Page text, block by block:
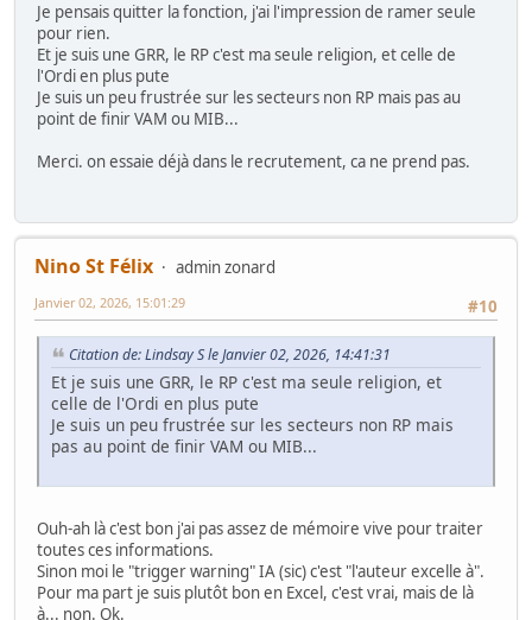
Je pensais quitter la fonction, j'ai l'impression de ramer seule
pour rien.
Et je suis une GRR, le RP c'est ma seule religion, et celle de
l'Ordi en plus pute
Je suis un peu frustrée sur les secteurs non RP mais pas au
point de finir VAM ou MIB...
Merci. on essaie déjà dans le recrutement, ca ne prend pas.
Nino St Félix
admin zonard
#10
Janvier 02, 2026, 15:01:29
Citation de: Lindsay S le Janvier 02, 2026, 14:41:31
Et je suis une GRR, le RP c'est ma seule religion, et
celle de l'Ordi en plus pute
Je suis un peu frustrée sur les secteurs non RP mais
pas au point de finir VAM ou MIB...
Ouh-ah là c'est bon j'ai pas assez de mémoire vive pour traiter
toutes ces informations.
Sinon moi le "trigger warning" IA (sic) c'est "l'auteur excelle à".
Pour ma part je suis plutôt bon en Excel, c'est vrai, mais de là
à... non. Ok.